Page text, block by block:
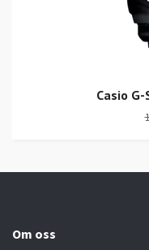
Casio G-
Om oss